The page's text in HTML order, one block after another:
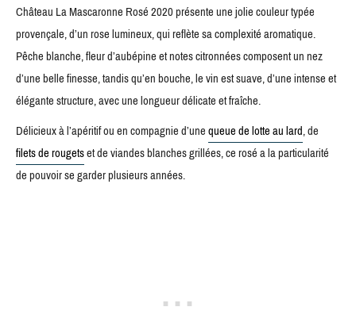
Château La Mascaronne Rosé 2020 présente une jolie couleur typée
provençale, d’un rose lumineux, qui reflète sa complexité aromatique.
Pêche blanche, fleur d’aubépine et notes citronnées composent un nez
d’une belle finesse, tandis qu’en bouche, le vin est suave, d’une intense et
élégante structure, avec une longueur délicate et fraîche.
Délicieux à l’apéritif ou en compagnie d’unequeue de lotte au lard, de
filets de rougetset de viandes blanches grillées, ce rosé a la particularité
de pouvoir se garder plusieurs années.